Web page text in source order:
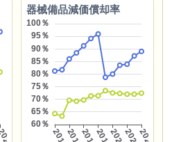
器械備品減価償却率